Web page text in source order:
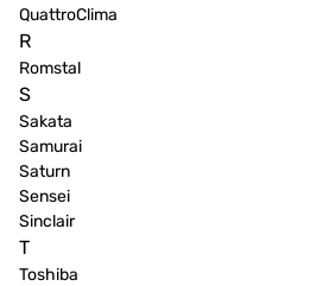
QuattroClima
R
Romstal
S
Sakata
Samurai
Saturn
Sensei
Sinclair
T
Toshiba